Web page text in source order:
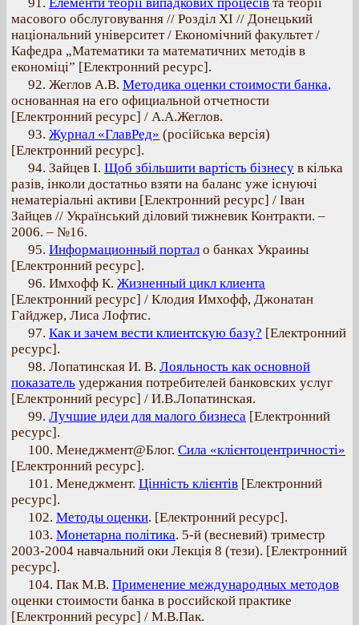
масового обслуговування // Розділ XI // Донецький
національний університет / Економічний факультет /
Кафедра „Математики та математичних методів в
економіці” [Електронний ресурс].
92. Жеглов А.В. Методика оценки стоимости банка,
основанная на его официальной отчетности
[Електронний ресурс] / А.А.Жеглов.
93. Журнал «ГлавРед» (російська версія)
[Електронний ресурс].
94. Зайцев І. Щоб збільшити вартість бізнесу в кілька
разів, інколи достатньо взяти на баланс уже існуючі
нематеріальні активи [Електронний ресурс] / Іван
Зайцев // Український дiловий тижневик Контракти. –
2006. – №16.
95. Информационный портал о банках Украины
[Електронний ресурс].
96. Имхофф К. Жизненный цикл клиента
[Електронний ресурс] / Клодия Имхофф, Джонатан
Гайджер, Лиса Лофтис.
97. Как и зачем вести клиентскую базу? [Електронний
ресурс].
98. Лопатинская И. В. Лояльность как основной
показатель удержания потребителей банковских услуг
[Електронний ресурс] / И.В.Лопатинская.
99. Лучшие идеи для малого бизнеса [Електронний
ресурс].
100. Менеджмент@Блог. Сила «клієнтоцентричності»
[Електронний ресурс].
101. Менеджмент. Цінність клієнтів [Електронний
ресурс].
102. Методы оценки. [Електронний ресурс].
103. Монетарна політика. 5-й (весневий) триместр
2003-2004 навчальний оки Лекція 8 (тези). [Електронний
ресурс].
104. Пак М.В. Применение международных методов
оценки стоимости банка в российской практике
[Електронний ресурс] / М.В.Пак.